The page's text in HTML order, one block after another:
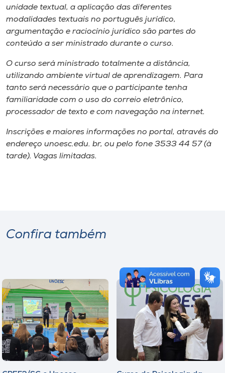
unidade textual, a aplicação das diferentes
modalidades textuais no português jurídico,
argumentação e raciocínio jurídico são partes do
conteúdo a ser ministrado durante o curso.
O curso será ministrado totalmente a distância,
utilizando ambiente virtual de aprendizagem. Para
tanto será necessário que o participante tenha
familiaridade com o uso do correio eletrônico,
processador de texto e com navegação na internet.
Inscrições e maiores informações no portal, através do
endereço unoesc.edu. br, ou pelo fone 3533 44 57 (à
tarde). Vagas limitadas.
Confira também